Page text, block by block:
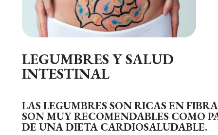
LEGUMBRES Y SALUD
INTESTINAL
LAS LEGUMBRES SON RICAS EN
SON MUY RECOMENDABLES COMO
DE UNA DIETA CARDIOSALUDABLE.